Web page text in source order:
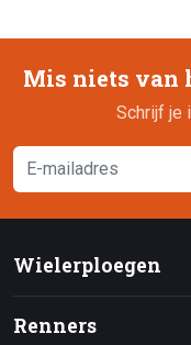
Mis niets van
Schrijf je
Wielerploegen
Renners